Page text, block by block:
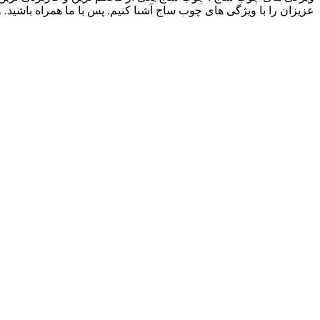
عزیزان را با ویژگی های چوب ساج آشنا کنیم. پس با ما همراه